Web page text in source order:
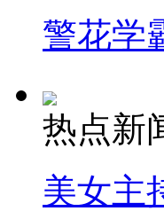
警花学
热点新
美女主